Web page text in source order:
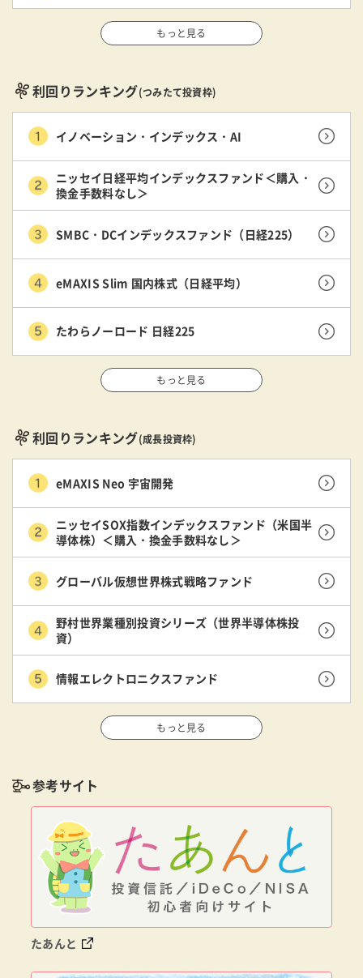
もっと見る
利回りランキング(つみたて投資枠)
イノベーション・インデックス・AI
ニッセイ日経平均インデックスファンド＜購入・
換金手数料なし＞
SMBC・DCインデックスファンド（日経225）
eMAXIS Slim 国内株式（日経平均）
たわらノーロード 日経225
もっと見る
利回りランキング(成長投資枠)
eMAXIS Neo 宇宙開発
ニッセイSOX指数インデックスファンド（米国半
導体株）＜購入・換金手数料なし＞
グローバル仮想世界株式戦略ファンド
野村世界業種別投資シリーズ（世界半導体株投
資）
情報エレクトロニクスファンド
もっと見る
参考サイト
たあんと